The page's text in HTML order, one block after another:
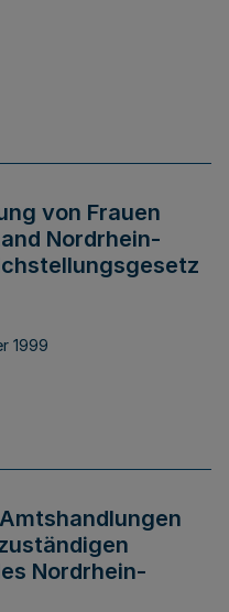
von Frauen
Nordrhein-
1999
Nordrhein-